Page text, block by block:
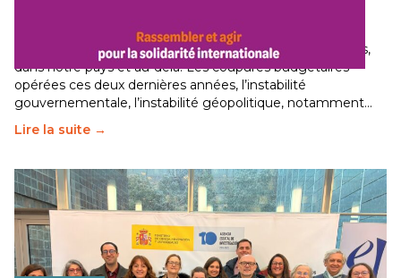
Le secteur humanitaire connaît des difficultés profondes,
dans notre pays et au-delà. Les coupures budgétaires
opérées ces deux dernières années, l’instabilité
gouvernementale, l’instabilité géopolitique, notamment…
Lire la suite →